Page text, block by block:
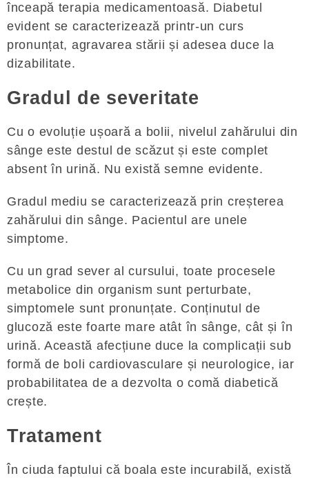
înceapă terapia medicamentoasă. Diabetul
evident se caracterizează printr-un curs
pronunțat, agravarea stării și adesea duce la
dizabilitate.
Gradul de severitate
Cu o evoluție ușoară a bolii, nivelul zahărului din
sânge este destul de scăzut și este complet
absent în urină. Nu există semne evidente.
Gradul mediu se caracterizează prin creșterea
zahărului din sânge. Pacientul are unele
simptome.
Cu un grad sever al cursului, toate procesele
metabolice din organism sunt perturbate,
simptomele sunt pronunțate. Conținutul de
glucoză este foarte mare atât în ​​sânge, cât și în
urină. Această afecțiune duce la complicații sub
formă de boli cardiovasculare și neurologice, iar
probabilitatea de a dezvolta o comă diabetică
crește.
Tratament
În ciuda faptului că boala este incurabilă, există